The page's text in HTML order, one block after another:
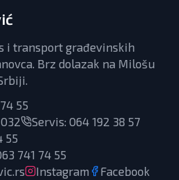
i transport građevinskih
Brz dolazak na Milošu
55
Servis: 064 192 38 57
55
741 74 55
Instagram
Facebook